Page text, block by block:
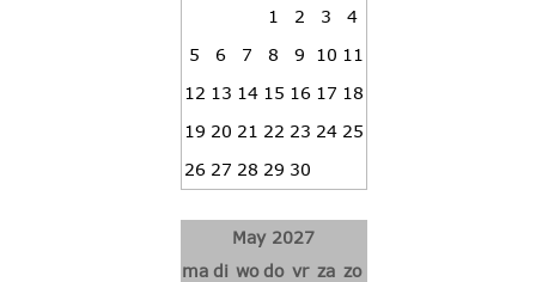
1
2 3
4
5
6 7 8 9 10 11
12 13 14 15 16 17 18
19 20 21 22 23 24 25
26 27 28 29 30
May 2027
ma di wodo vr za zo